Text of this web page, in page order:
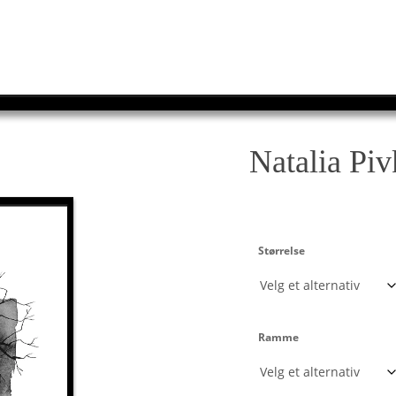
Natalia
Størrelse
Ramme